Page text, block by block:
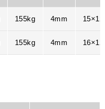
155kg 4mm
155kg 4mm